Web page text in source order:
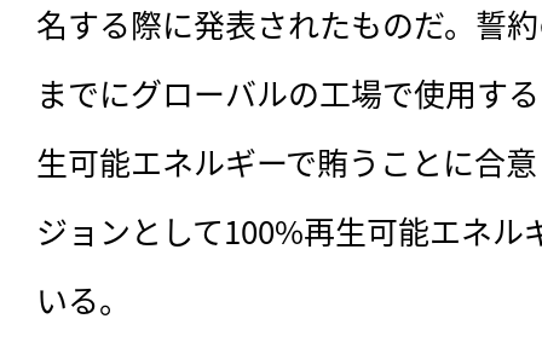
名する際に発表されたものだ。誓
までにグローバルの工場で使用す
生可能エネルギーで賄うことに合
ジョンとして100%再生可能エネル
いる。